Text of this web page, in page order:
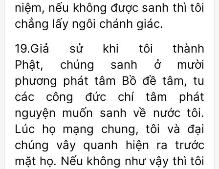
niệm, nếu không được sanh thì tôi
chẳng lấy ngôi chánh giác.
19.Giả sử khi tôi thành
Phật, chúng sanh ở mười
phương phát tâm Bồ đề tâm, tu
các công đức chí tâm phát
nguyện muốn sanh về nước tôi.
Lúc họ mạng chung, tôi và đại
chúng vây quanh hiện ra trước
mặt họ. Nếu không như vậy thì tôi